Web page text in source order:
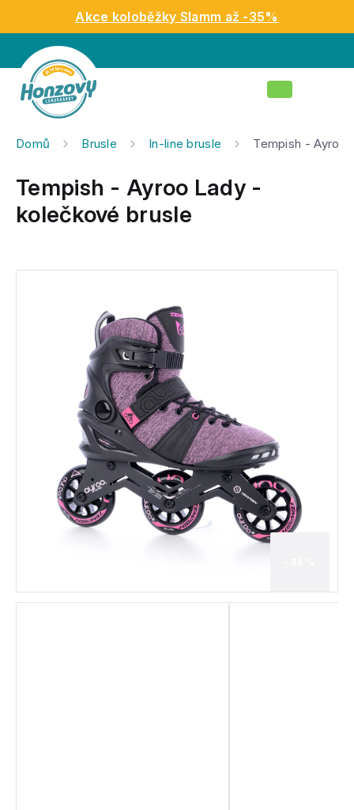
obsah
Akce koloběžky Slamm až -35%
Nákupní
Domů Brusle In-line brusle Tempish - Ayroo
Tempish - Ayroo Lady -
kolečkové brusle